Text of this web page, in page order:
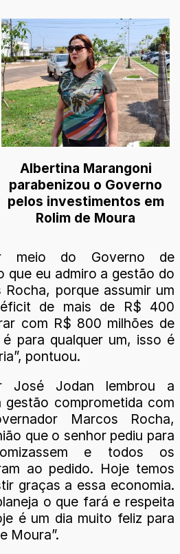
Albertina Marangoni
parabenizou o Governo
pelos investimentos em
Rolim de Moura
meio do Governo de
que eu admiro a gestão do
porque assumir um
de mais de R$ 400
com R$ 800 milhões de
para qualquer um, isso é
pontuou.
José Jodan lembrou a
gestão comprometida com
Marcos Rocha,
que o senhor pediu para
e todos os
ao pedido. Hoje temos
graças a essa economia.
o que fará e respeita
é um dia muito feliz para
Moura”.